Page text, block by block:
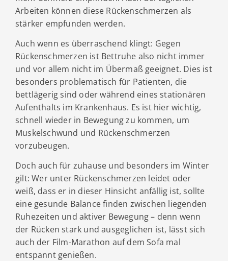
Arbeiten können diese Rückenschmerzen als
stärker empfunden werden.
Auch wenn es überraschend klingt: Gegen
Rückenschmerzen ist Bettruhe also nicht immer
und vor allem nicht im Übermaß geeignet. Dies ist
besonders problematisch für Patienten, die
bettlägerig sind oder während eines stationären
Aufenthalts im Krankenhaus. Es ist hier wichtig,
schnell wieder in Bewegung zu kommen, um
Muskelschwund und Rückenschmerzen
vorzubeugen.
Doch auch für zuhause und besonders im Winter
gilt: Wer unter Rückenschmerzen leidet oder
weiß, dass er in dieser Hinsicht anfällig ist, sollte
eine gesunde Balance finden zwischen liegenden
Ruhezeiten und aktiver Bewegung – denn wenn
der Rücken stark und ausgeglichen ist, lässt sich
auch der Film-Marathon auf dem Sofa mal
entspannt genießen.